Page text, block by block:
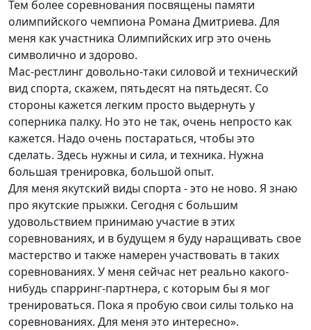
Тем более соревнования посвящены памяти
олимпийского чемпиона Романа Дмитриева. Для
меня как участника Олимпийских игр это очень
символично и здорово.
Мас-рестлинг довольно-таки силовой и технический
вид спорта, скажем, пятьдесят на пятьдесят. Со
стороны кажется легким просто выдернуть у
соперника палку. Но это не так, очень непросто как
кажется. Надо очень постараться, чтобы это
сделать. Здесь нужны и сила, и техника. Нужна
большая тренировка, большой опыт.
Для меня якутский виды спорта - это не ново. Я знаю
про якутские прыжки. Сегодня с большим
удовольствием принимаю участие в этих
соревнованиях, и в будущем я буду наращивать свое
мастерство и также намерен участвовать в таких
соревнованиях. У меня сейчас нет реально какого-
нибудь спарринг-партнера, с которым бы я мог
тренироваться. Пока я пробую свои силы только на
соревнованиях. Для меня это интересно».